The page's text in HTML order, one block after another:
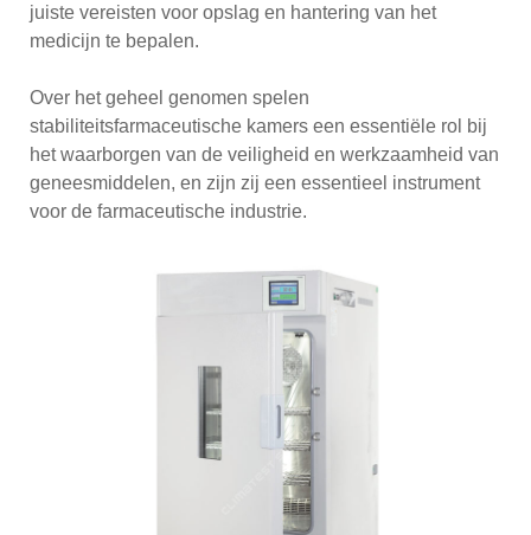
juiste vereisten voor opslag en hantering van het
medicijn te bepalen.
Over het geheel genomen spelen
stabiliteitsfarmaceutische kamers een essentiële rol bij
het waarborgen van de veiligheid en werkzaamheid van
geneesmiddelen, en zijn zij een essentieel instrument
voor de farmaceutische industrie.